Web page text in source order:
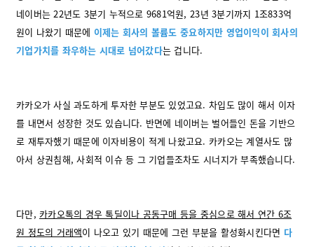
네이버는 22년도 3분기 누적으로 9681억원, 23년 3분기까지 1조833억
원이 나왔기 때문에 이제는 회사의 볼륨도 중요하지만 영업이익이 회사의
기업가치를 좌우하는 시대로 넘어갔다는 겁니다.
카카오가 사실 과도하게 투자한 부분도 있었고요. 차입도 많이 해서 이자
를 내면서 성장한 것도 있습니다. 반면에 네이버는 벌어들인 돈을 기반으
로 재투자했기 때문에 이자비용이 적게 나왔고요. 카카오는 계열사도 많
아서 상권침해, 사회적 이슈 등 그 기업들조차도 시너지가 부족했습니다.
다만, 카카오톡의 경우 톡딜이나 공동구매 등을 중심으로 해서 연간 6조
원 정도의 거래액이 나오고 있기 때문에 그런 부분을 활성화시킨다면 다